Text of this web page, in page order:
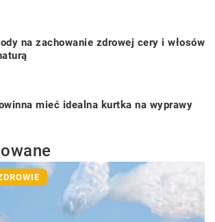
na zachowanie zdrowej cery i włosów
mieć idealna kurtka na wyprawy